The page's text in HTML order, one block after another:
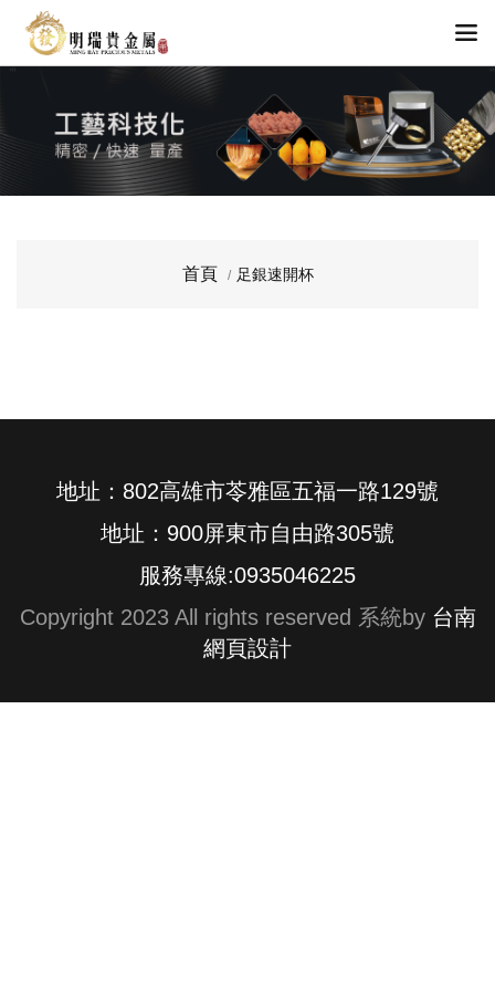
首頁 足銀速開杯
地址：802高雄市苓雅區五福一路129號
地址：900屏東市自由路305號
服務專線:0935046225
Copyright 2023 All rights reserved 系統by 台南
網頁設計